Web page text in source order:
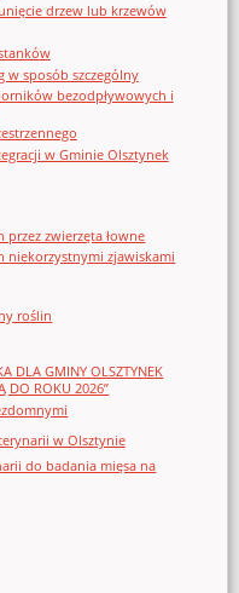
drzew lub krzewów
sposób szczególny
bezodpływowych i
w Gminie Olsztynek
zwierzęta łowne
niekorzystnymi zjawiskami
roślin
DLA GMINY OLSZTYNEK
DO ROKU 2026”
w Olsztynie
do badania mięsa na